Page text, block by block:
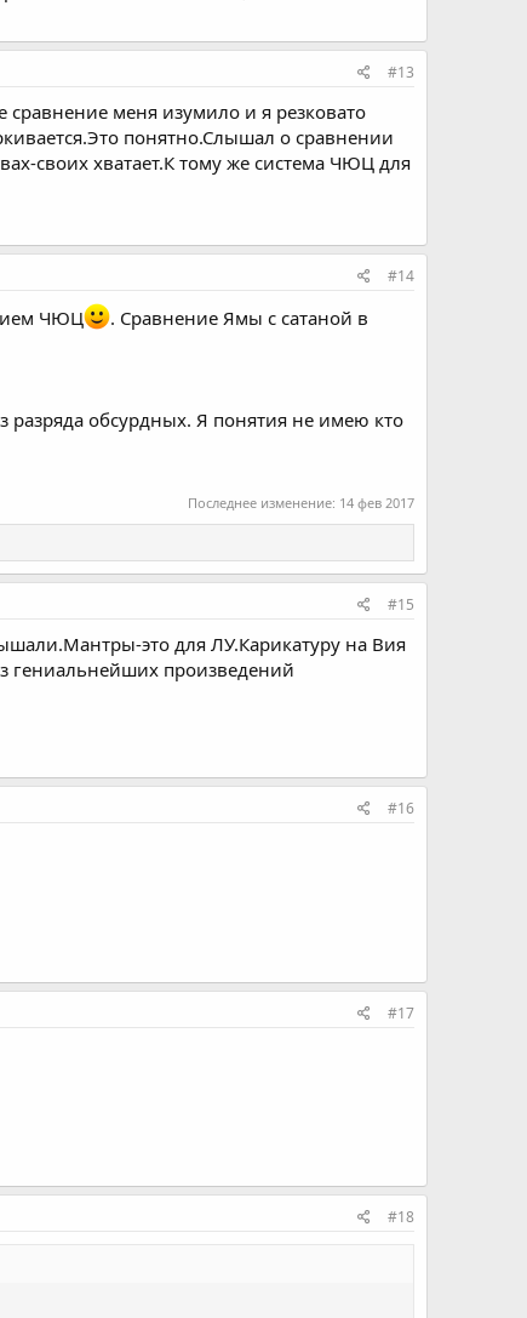
#13
меня изумило и я резковато
понятно.Слышал о сравнении
своих хватает.К тому же система ЧЮЦ для
#14
ЧЮЦ
. Сравнение Ямы с сатаной в
разряда обсурдных. Я понятия не имею кто
Последнее изменение: 14 фев 2017
#15
это для ЛУ.Карикатуру на Вия
гениальнейших произведений
#16
#17
#18